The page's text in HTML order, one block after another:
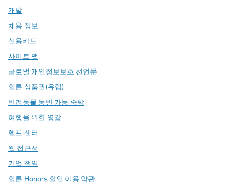
개발
채용 정보
신용카드
사이트 맵
글로벌 개인정보보호 선언문
힐튼 상품권(유럽)
반려동물 동반 가능 숙박
여행을 위한 영감
헬프 센터
웹 접근성
기업 책임
힐튼 Honors 할인 이용 약관